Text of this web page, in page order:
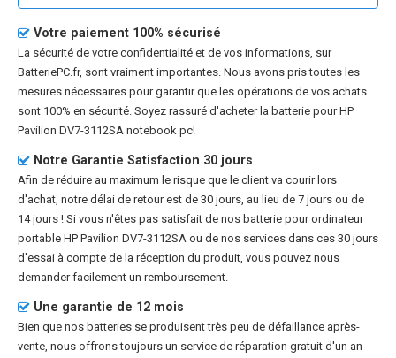
Votre paiement 100% sécurisé
La sécurité de votre confidentialité et de vos informations, sur
BatteriePC.fr, sont vraiment importantes. Nous avons pris toutes les
mesures nécessaires pour garantir que les opérations de vos achats
sont 100% en sécurité. Soyez rassuré d'acheter la batterie pour HP
Pavilion DV7-3112SA notebook pc!
Notre Garantie Satisfaction 30 jours
Afin de réduire au maximum le risque que le client va courir lors
d'achat, notre délai de retour est de 30 jours, au lieu de 7 jours ou de
14 jours ! Si vous n'êtes pas satisfait de nos batterie pour ordinateur
portable HP Pavilion DV7-3112SA ou de nos services dans ces 30 jours
d'essai à compte de la réception du produit, vous pouvez nous
demander facilement un remboursement.
Une garantie de 12 mois
Bien que nos batteries se produisent très peu de défaillance après-
vente, nous offrons toujours un service de réparation gratuit d'un an